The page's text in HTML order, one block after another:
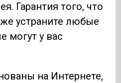
Гарантия того, что
устраните любые
могут у вас
на Интернете,